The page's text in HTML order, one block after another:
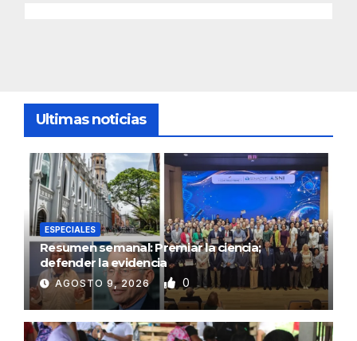
Ultimas noticias
ESPECIALES
Resumen semanal: Premiar la ciencia;
defender la evidencia
AGOSTO 9, 2026 0